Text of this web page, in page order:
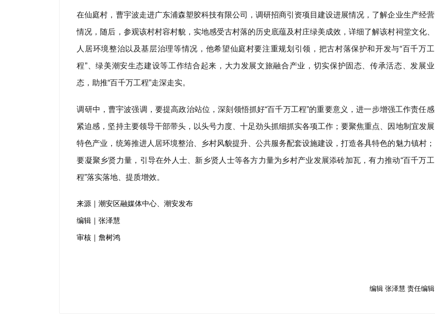
在仙庭村，曹宇波走进广东浦森塑胶科技有限公司，调研招商引资项目建设进展情况，了解企业生产经营
情况，随后，参观该村村容村貌，实地感受古村落的历史底蕴及村庄绿美成效，详细了解该村祠堂文化、
人居环境整治以及基层治理等情况，他希望仙庭村要注重规划引领，把古村落保护和开发与“百千万工
程”、绿美潮安生态建设等工作结合起来，大力发展文旅融合产业，切实保护固态、传承活态、发展业
态，助推“百千万工程”走深走实。
调研中，曹宇波强调，要提高政治站位，深刻领悟抓好“百千万工程”的重要意义，进一步增强工作责任感
紧迫感，坚持主要领导干部带头，以头号力度、十足劲头抓细抓实各项工作；要聚焦重点、因地制宜发展
特色产业，统筹推进人居环境整治、乡村风貌提升、公共服务配套设施建设，打造各具特色的魅力镇村；
要凝聚乡贤力量，引导在外人士、新乡贤人士等各方力量为乡村产业发展添砖加瓦，有力推动“百千万工
程”落实落地、提质增效。
来源｜潮安区融媒体中心、潮安发布
编辑｜张泽慧
审核｜詹树鸿
编辑 张泽慧 责任编辑